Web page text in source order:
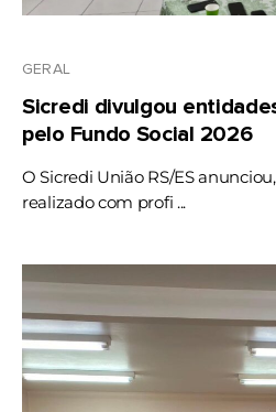
GERAL
Sicredi divulgou
pelo Fundo Social 2026
O Sicredi União RS/ES
realizado com profi ...